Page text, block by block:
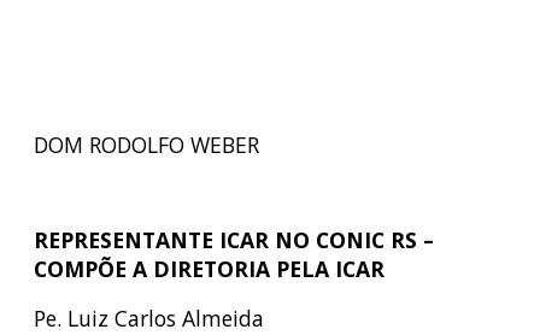
DOM RODOLFO WEBER
REPRESENTANTE ICAR NO CONIC RS –
COMPÕE A DIRETORIA PELA ICAR
Pe. Luiz Carlos Almeida